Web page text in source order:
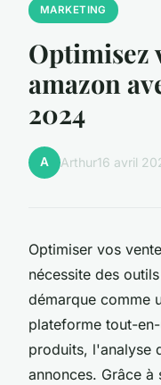
MARKETING
Optimisez
amazon
2024
A Arthur16 avril
Optimiser vos
nécessite des
démarque comme
plateforme tout-
produits, l'analyse
annonces. Grâce